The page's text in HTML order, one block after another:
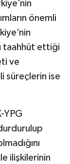
önemli
taahhüt ettiği
ve
süreçlerin ise
YPG
ilişkilerinin